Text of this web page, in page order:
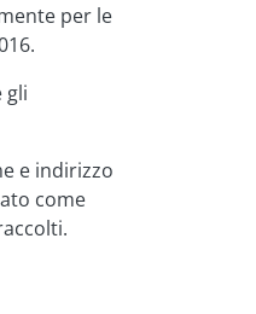
per le
gli
e indirizzo
come